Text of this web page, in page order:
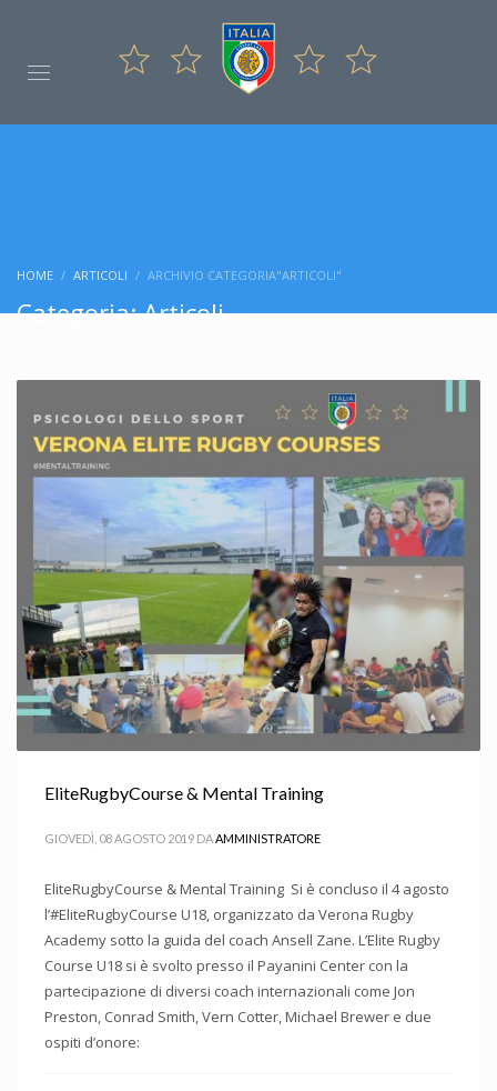
HOME ARTICOLI ARCHIVIO CATEGORIA"ARTICOLI"
Categoria: Articoli
EliteRugbyCourse & Mental Training
GIOVEDÌ, 08 AGOSTO 2019 DAAMMINISTRATORE
EliteRugbyCourse & Mental Training Si è concluso il 4 agosto
l’#EliteRugbyCourse U18, organizzato da Verona Rugby
Academy sotto la guida del coach Ansell Zane. L’Elite Rugby
Course U18 si è svolto presso il Payanini Center con la
partecipazione di diversi coach internazionali come Jon
Preston, Conrad Smith, Vern Cotter, Michael Brewer e due
ospiti d’onore: